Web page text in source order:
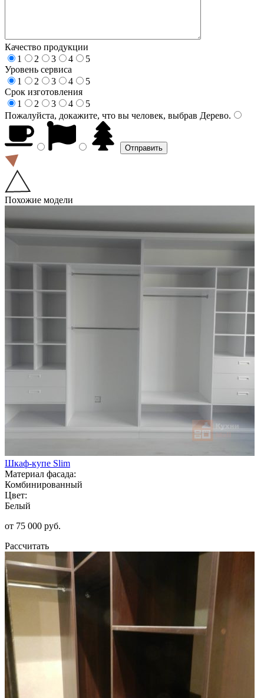
Качество продукции
1
2 3 4
5
Уровень сервиса
1
2 3 4
5
Срок изготовления
1
2 3 4
5
Пожалуйста, докажите, что вы человек, выбрав Дерево.
Похожие модели
Шкаф-купе Slim
Материал фасада:
Комбинированный
Цвет:
Белый
от 75 000 руб.
Рассчитать